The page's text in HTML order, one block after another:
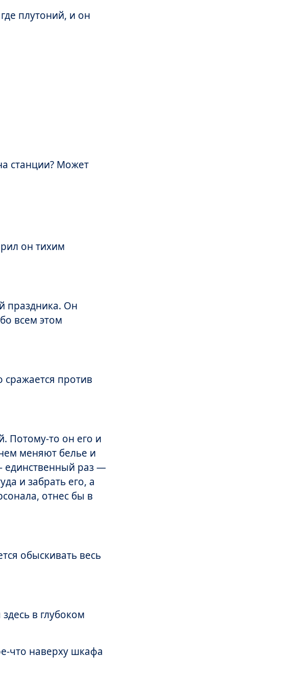
плутоний, и он
станции? Может
он тихим
праздника. Он
всем этом
против
Потому-то он его и
меняют белье и
единственный раз —
и забрать его, а
отнес бы в
обыскивать весь
в глубоком
что наверху шкафа